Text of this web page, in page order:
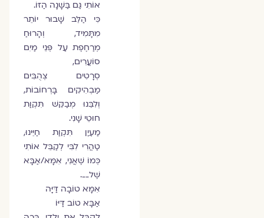
אוֹתִי גַּם בַּשָּׁנָה הַזּוֹ.
כִּי הַלֵּב שָׁבוּר יוֹתֵר
מִתָּמִיד, וְהָרוּחַ
מְרַחֶפֶת עַל פְּנֵי מַיִם
סוֹעֲרִים,
סְרָטִים צְהֻבִּים
מַבְהִיקִים בָּרְחוֹבוֹת,
וְלִבֵּנוּ מְבַקֵּשׁ תִּקְוַת
חוּטֵי שָׁנִי.
מַעְיַן תִּקְוַת חַיֵּינוּ,
טַהֲרִי לִבִּי לְקַבֵּל אוֹתִי
כְּמוֹ שֶׁאֲנִי, אִמָּא/אַבָּא
שֶׁל__
.
אִמָּא טוֹבָה דַּיָּה
אַבָּא טוֹב דַּיּוֹ